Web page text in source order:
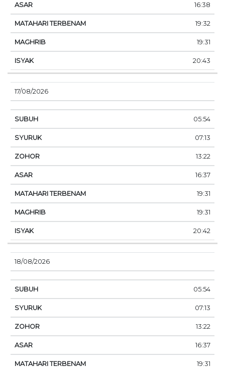
16:38
19:32
19:31
20:43
17/08/2026
05:54
07:13
13:22
16:37
19:31
19:31
20:42
18/08/2026
05:54
07:13
13:22
16:37
19:31